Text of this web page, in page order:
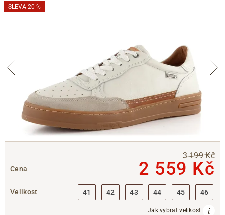
SLEVA 20 %
Cena
3 199 Kč
2 559 Kč
Velikost 41 42 43 44 45 46
Jak vybrat velikost